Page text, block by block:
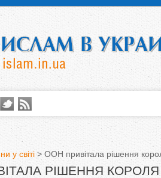
у світі > ООН привітала рішення
РІШЕННЯ